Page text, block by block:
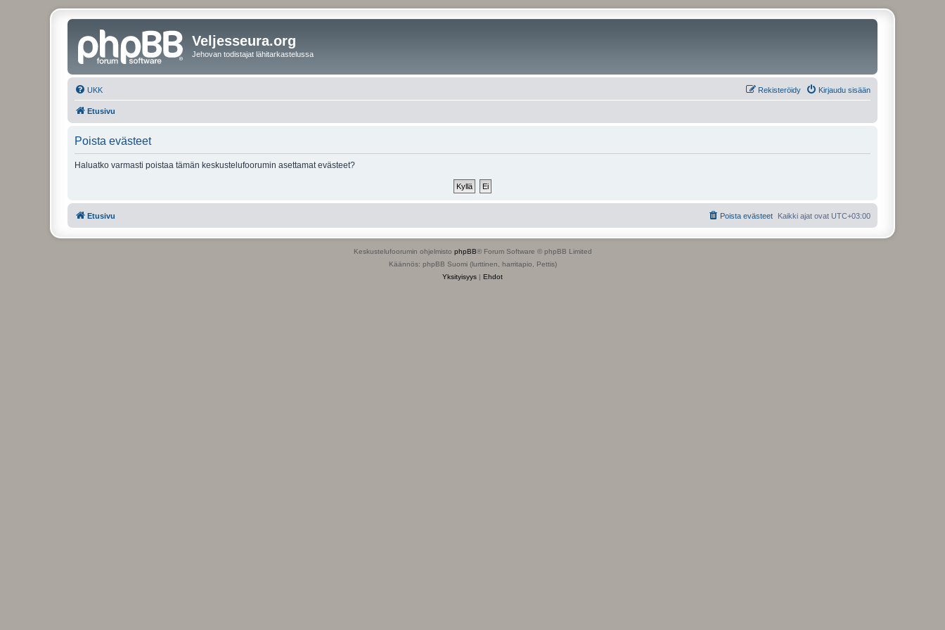
Veljesseura.org
Jehovan todistajat lähitarkastelussa
UKK Kirjaudu sisään
Rekisteröidy
Etusivu
Poista evästeet
Haluatko varmasti poistaa tämän keskustelufoorumin asettamat evästeet?
Etusivu Kaikki ajat ovat UTC+03:00
Poista evästeet
Keskustelufoorumin ohjelmisto phpBB® Forum Software © phpBB Limited
Käännös: phpBB Suomi (lurttinen, harritapio, Pettis)
Yksityisyys | Ehdot